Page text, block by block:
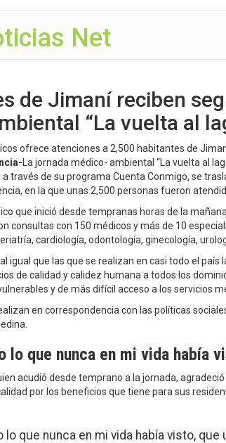
Net
de Jimaní reciben
“La vuelta al
ofrece atenciones a 2,500 habitantes de
La jornada médico- ambiental “La vuelta al
través de su programa Cuenta Conmigo, se
en la que unas 2,500 personas fueron
que inició desde tempranas horas de la
consultas con 150 médicos y más de 10
cardiología, odontología, ginecología,
igual que las que se realizan en casi todo el
de calidad y calidez humana a todos los
y de más difícil acceso a los servicios
en correspondencia con las políticas
lo que nunca en mi vida había
acudió desde temprano a la jornada,
por los beneficios que tiene para sus
lo que nunca en mi vida había visto, que